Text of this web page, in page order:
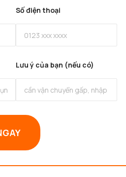
Số điện thoại
Lưu ý của bạn (nếu có)